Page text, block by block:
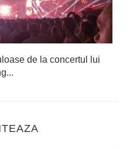
de la concertul lui